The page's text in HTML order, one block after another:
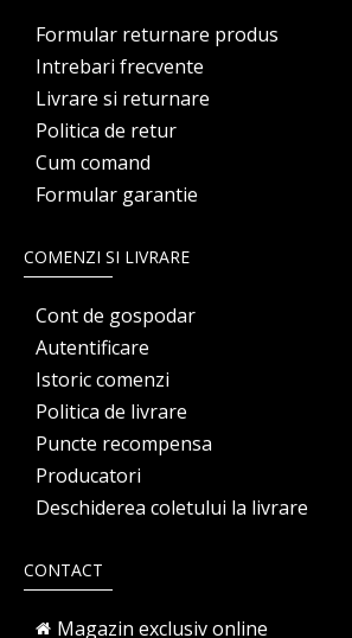
Formular returnare produs
Intrebari frecvente
Livrare si returnare
Politica de retur
Cum comand
Formular garantie
COMENZI SI LIVRARE
Cont de gospodar
Autentificare
Istoric comenzi
Politica de livrare
Puncte recompensa
Producatori
Deschiderea coletului la livrare
CONTACT
Magazin exclusiv online